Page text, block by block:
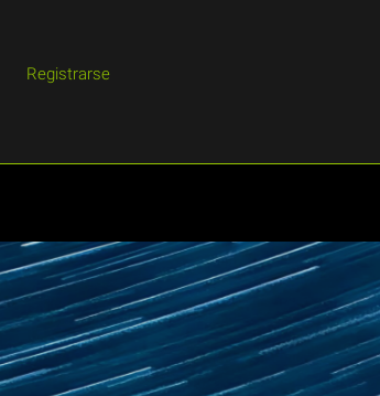
Registrarse